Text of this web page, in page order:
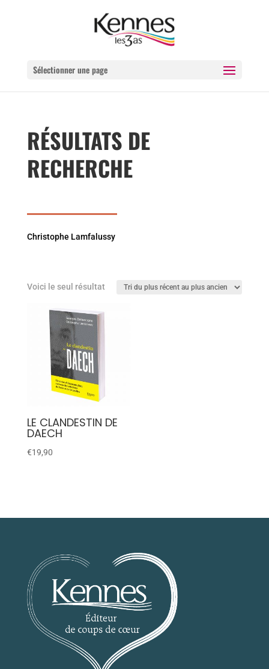
Sélectionner une page
RÉSULTATS DE
RECHERCHE
Christophe Lamfalussy
Voici le seul résultat
LE CLANDESTIN DE
DAECH
€19,90